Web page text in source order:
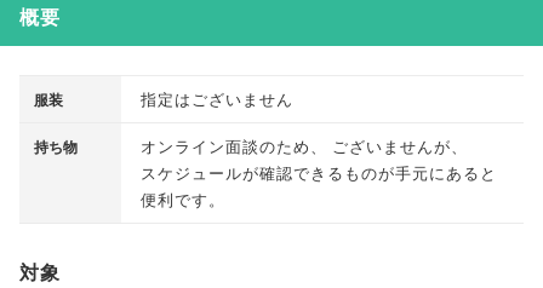
概要
服装 指定はございません
持ち物 オンライン面談のため、 ございませんが、
スケジュールが確認できるものが手元にあると
便利です。
対象